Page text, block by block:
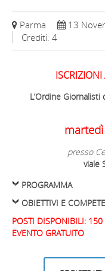
Parma 13
Crediti: 4
ISCRIZIONI
L’Ordine Giornalisti
presso
viale
PROGRAMMA
OBIETTIVI E
POSTI DISPONIBILI: 150
EVENTO GRATUITO